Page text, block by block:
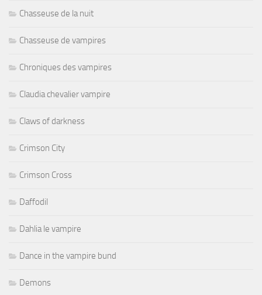
Chasseuse de la nuit
Chasseuse de vampires
Chroniques des vampires
Claudia chevalier vampire
Claws of darkness
Crimson City
Crimson Cross
Daffodil
Dahlia le vampire
Dance in the vampire bund
Demons